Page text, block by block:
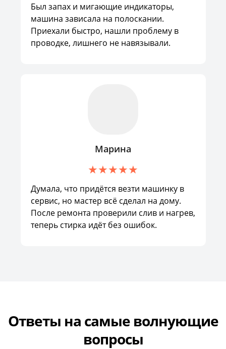
Был запах и мигающие индикаторы,
машина зависала на полоскании.
Приехали быстро, нашли проблему в
проводке, лишнего не навязывали.
Марина
Думала, что придётся везти машинку в
сервис, но мастер всё сделал на дому.
После ремонта проверили слив и нагрев,
теперь стирка идёт без ошибок.
Ответы на самые волнующие
вопросы